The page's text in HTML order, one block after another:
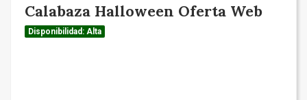
Calabaza Halloween Oferta Web
Disponibilidad: Alta